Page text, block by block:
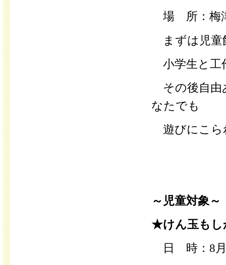
場 所：梅
まずは児童
小学生と工
その後自由
なたでも
遊びにこら
～児童対象～
★けん玉も
日 時：8